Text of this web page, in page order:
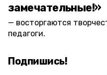
замечательные!»
восторгаются
педагоги.
Подпишись!